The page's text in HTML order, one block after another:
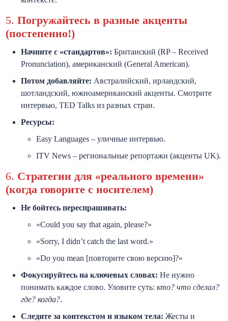
5.Погружайтесь в разные акценты
(постепенно!)
Начните с «стандартов»: Британский (RP – Received
Pronunciation), американский (General American).
Потом добавляйте: Австралийский, ирландский,
шотландский, южноамериканский акценты. Смотрите
интервью, TED Talks из разных стран.
Ресурсы:
Easy Languages – уличные интервью.
ITV News – региональные репортажи (акценты UK).
6. Стратегии для «реального времени»
(когда говорите с носителем)
Не бойтесь переспрашивать:
«Could you say that again, please?»
«Sorry, I didn’t catch the last word.»
«Do you mean [повторите свою версию]?»
Фокусируйтесь на ключевых словах: Не нужно
понимать каждое слово. Уловите суть:кто? что сделал?
где? когда?.
Следите за контекстом и языком тела: Жесты и